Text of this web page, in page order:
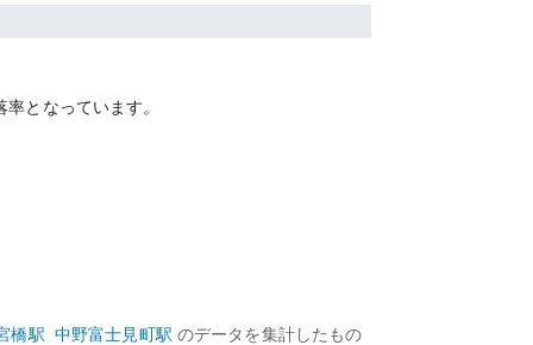
率となっています。
橋駅 中野富士見町駅 のデータを集計したもの